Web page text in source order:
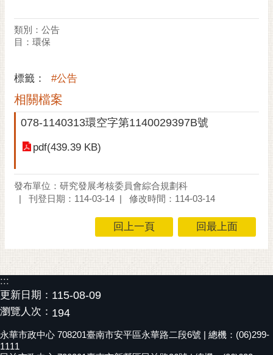
市政資訊
黃
偉
花
泉
網
站
導
覽
訂
類別：公告
目：環保
標籤： #公告
相關檔案
078-1140313環空字第1140029397B號
pdf(439.39 KB)
發布單位：研究發展考核委員會綜合規劃科
刊登日期：114-03-14
修改時間：114-03-14
回上一頁 回最上面
:::
更新日期： 115-08-09
瀏覽人次： 194
永華市政中心 708201臺南市安平區永華路二段6號 | 總機：(06)299-
1111